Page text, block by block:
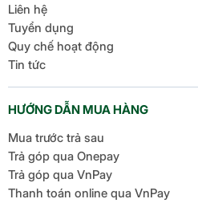
Liên hệ
Tuyển dụng
Quy chế hoạt động
Tin tức
HƯỚNG DẪN MUA HÀNG
Mua trước trả sau
Trả góp qua Onepay
Trả góp qua VnPay
Thanh toán online qua VnPay